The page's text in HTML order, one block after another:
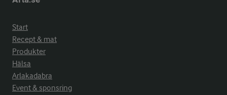
Start
Recept & mat
Produkter
Hälsa
Arlakadabra
Event & sponsring